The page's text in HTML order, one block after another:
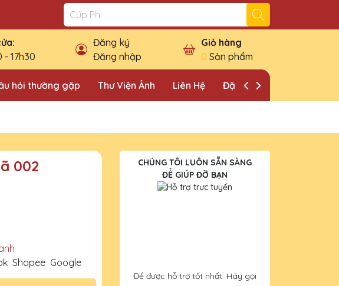
- 17h30
Đăng ký
Đăng nhập
Giỏ hàng
0 Sản phẩm
hỏi thường gặp Thư Viện Ảnh Liên Hệ Đặt Lịch Khảo Sát
002
Shopee Google
CHÚNG TÔI LUÔN SẴN SÀNG
ĐỂ GIÚP ĐỠ BẠN
Để được hỗ trợ tốt nhất. Hãy gọi